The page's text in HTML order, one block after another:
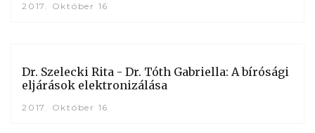
2017. Október 16
Dr. Szelecki Rita - Dr. Tóth Gabriella: A bírósági
eljárások elektronizálása
2017. Október 16